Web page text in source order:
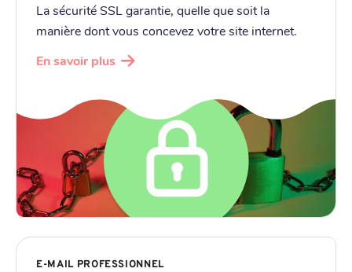
La sécurité SSL garantie, quelle que soit la
manière dont vous concevez votre site internet.
En savoir plus
E-MAIL PROFESSIONNEL